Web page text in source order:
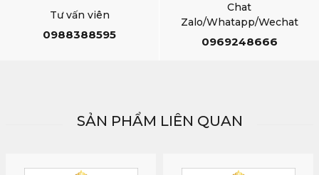
Tư vấn viên
0988388595
Chat
Zalo/Whatapp/Wechat
0969248666
SẢN PHẨM LIÊN QUAN